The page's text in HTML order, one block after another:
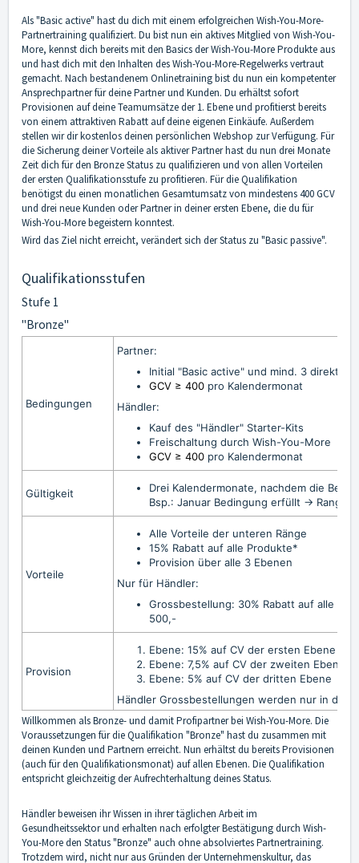
Als "Basic active" hast du dich mit einem erfolgreichen Wish-You-More-
Partnertraining qualifiziert. Du bist nun ein aktives Mitglied von Wish-You-
More, kennst dich bereits mit den Basics der Wish-You-More Produkte aus
und hast dich mit den Inhalten des Wish-You-More-Regelwerks vertraut
gemacht. Nach bestandenem Onlinetraining bist du nun ein kompetenter
Ansprechpartner für deine Partner und Kunden. Du erhältst sofort
Provisionen auf deine Teamumsätze der 1. Ebene und profitierst bereits
von einem attraktiven Rabatt auf deine eigenen Einkäufe. Außerdem
stellen wir dir kostenlos deinen persönlichen Webshop zur Verfügung. Für
die Sicherung deiner Vorteile als aktiver Partner hast du nun drei Monate
Zeit dich für den Bronze Status zu qualifizieren und von allen Vorteilen
der ersten Qualifikationsstufe zu profitieren. Für die Qualifikation
benötigst du einen monatlichen Gesamtumsatz von mindestens 400 GCV
und drei neue Kunden oder Partner in deiner ersten Ebene, die du für
Wish-You-More begeistern konntest.
Wird das Ziel nicht erreicht, verändert sich der Status zu "Basic passive".
Qualifikationsstufen
Stufe 1
"Bronze"
Bedingungen
Partner:
Initial "Basic active" und mind. 3 direkte
GCV ≥ 400 pro Kalendermonat
Händler:
Kauf des "Händler" Starter-Kits
Freischaltung durch Wish-You-More
GCV ≥ 400 pro Kalendermonat
Gültigkeit
Drei Kalendermonate, nachdem die
Bsp.: Januar Bedingung erfüllt -> Rang
Vorteile
Alle Vorteile der unteren Ränge
15% Rabatt auf alle Produkte*
Provision über alle 3 Ebenen
Nur für Händler:
Grossbestellung: 30% Rabatt auf alle
500,-
Provision
Ebene: 15% auf CV der ersten Ebene /
Ebene: 7,5% auf CV der zweiten Ebene
Ebene: 5% auf CV der dritten Ebene
Händler Grossbestellungen werden nur in der
Willkommen als Bronze- und damit Profipartner bei Wish-You-More. Die
Voraussetzungen für die Qualifikation "Bronze" hast du zusammen mit
deinen Kunden und Partnern erreicht. Nun erhältst du bereits Provisionen
(auch für den Qualifikationsmonat) auf allen Ebenen. Die Qualifikation
entspricht gleichzeitig der Aufrechterhaltung deines Status.
Händler beweisen ihr Wissen in ihrer täglichen Arbeit im
Gesundheitssektor und erhalten nach erfolgter Bestätigung durch Wish-
You-More den Status "Bronze" auch ohne absolviertes Partnertraining.
Trotzdem wird, nicht nur aus Gründen der Unternehmenskultur, das